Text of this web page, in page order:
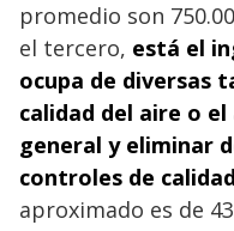
promedio son
el tercero, está el
ocupa de diversas
calidad del aire o
general y eliminar
controles de
aproximado es de